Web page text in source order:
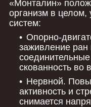
«Монталин»
организм в целом,
систем:
Опорно-
заживление ран
соединительные
скованность во
Нервной.
активность и
снимается